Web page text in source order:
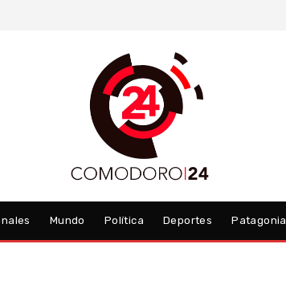
Mundo Política Deportes Patagonia